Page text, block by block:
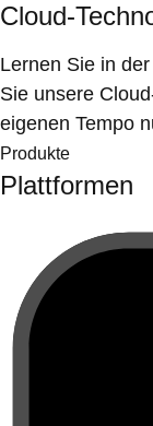
Cloud-
Lernen Sie in
Sie unsere
eigenen Tempo
Produkte
Plattformen